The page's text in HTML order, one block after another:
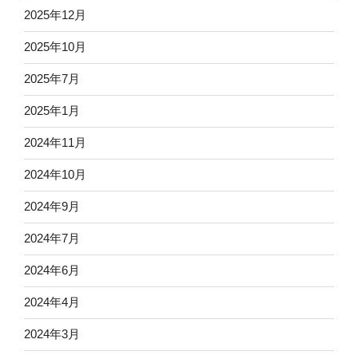
2025年12月
2025年10月
2025年7月
2025年1月
2024年11月
2024年10月
2024年9月
2024年7月
2024年6月
2024年4月
2024年3月